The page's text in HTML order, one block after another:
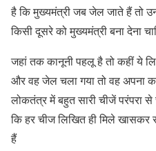
है कि मुख्यमंत्री जब जेल जाते हैं तो
किसी दूसरे को मुख्यमंत्री बना देना
जहां तक कानूनी पहलू है तो कहीं ये
और वह जेल चला गया तो वह अपना
लोकतंत्र में बहुत सारी चीजें परंपरा
कि हर चीज लिखित ही मिले खासकर
हैं